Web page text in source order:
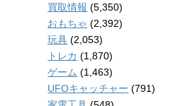
買取情報 (5,350)
おもちゃ (2,392)
玩具 (2,053)
トレカ (1,870)
ゲーム (1,463)
UFOキャッチャー (791)